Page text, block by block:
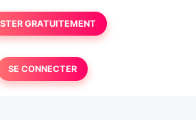
GRATUITEMENT
SE CONNECTER